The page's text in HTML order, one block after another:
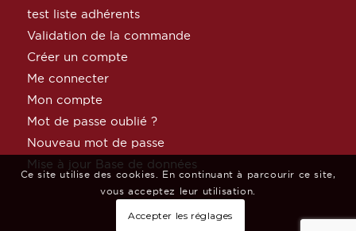
test liste adhérents
Validation de la commande
Créer un compte
Me connecter
Mon compte
Mot de passe oublié ?
Nouveau mot de passe
Mise à jour Base de données
Ce site utilise des cookies. En continuant à parcourir ce site,
vous acceptez leur utilisation.
Accepter les réglages